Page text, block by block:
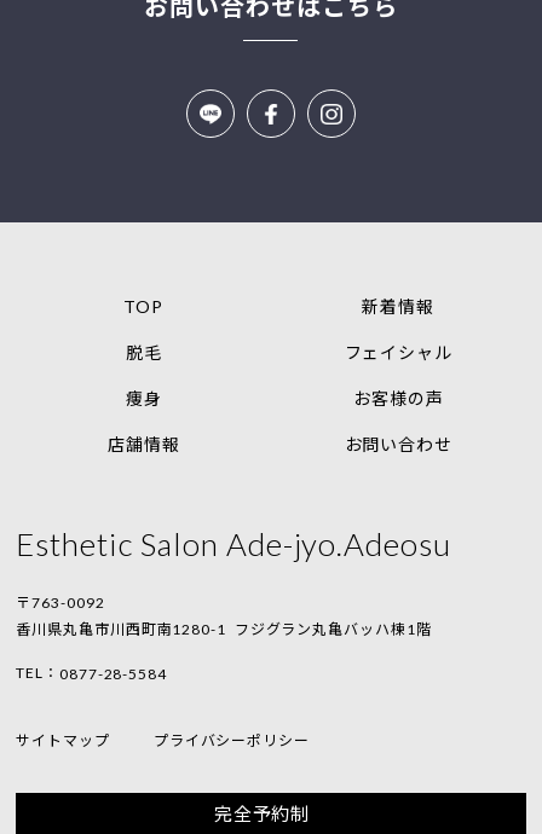
お問い合わせはこちら
TOP 新着情報
脱毛 フェイシャル
痩身 お客様の声
店舗情報 お問い合わせ
Esthetic Salon Ade-jyo.Adeosu
〒763-0092
香川県丸亀市川西町南1280-1 フジグラン丸亀バッハ棟1階
TEL：0877-28-5584
サイトマップ プライバシーポリシー
完全予約制